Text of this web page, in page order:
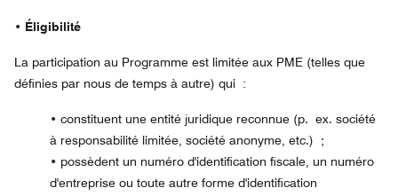
• Éligibilité
La participation au Programme est limitée aux PME (telles que
définies par nous de temps à autre) qui :
• constituent une entité juridique reconnue (p. ex. société
à responsabilité limitée, société anonyme, etc.) ;
• possèdent un numéro d'identification fiscale, un numéro
d'entreprise ou toute autre forme d'identification